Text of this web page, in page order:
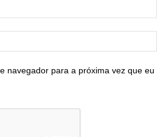
navegador para a próxima vez que eu